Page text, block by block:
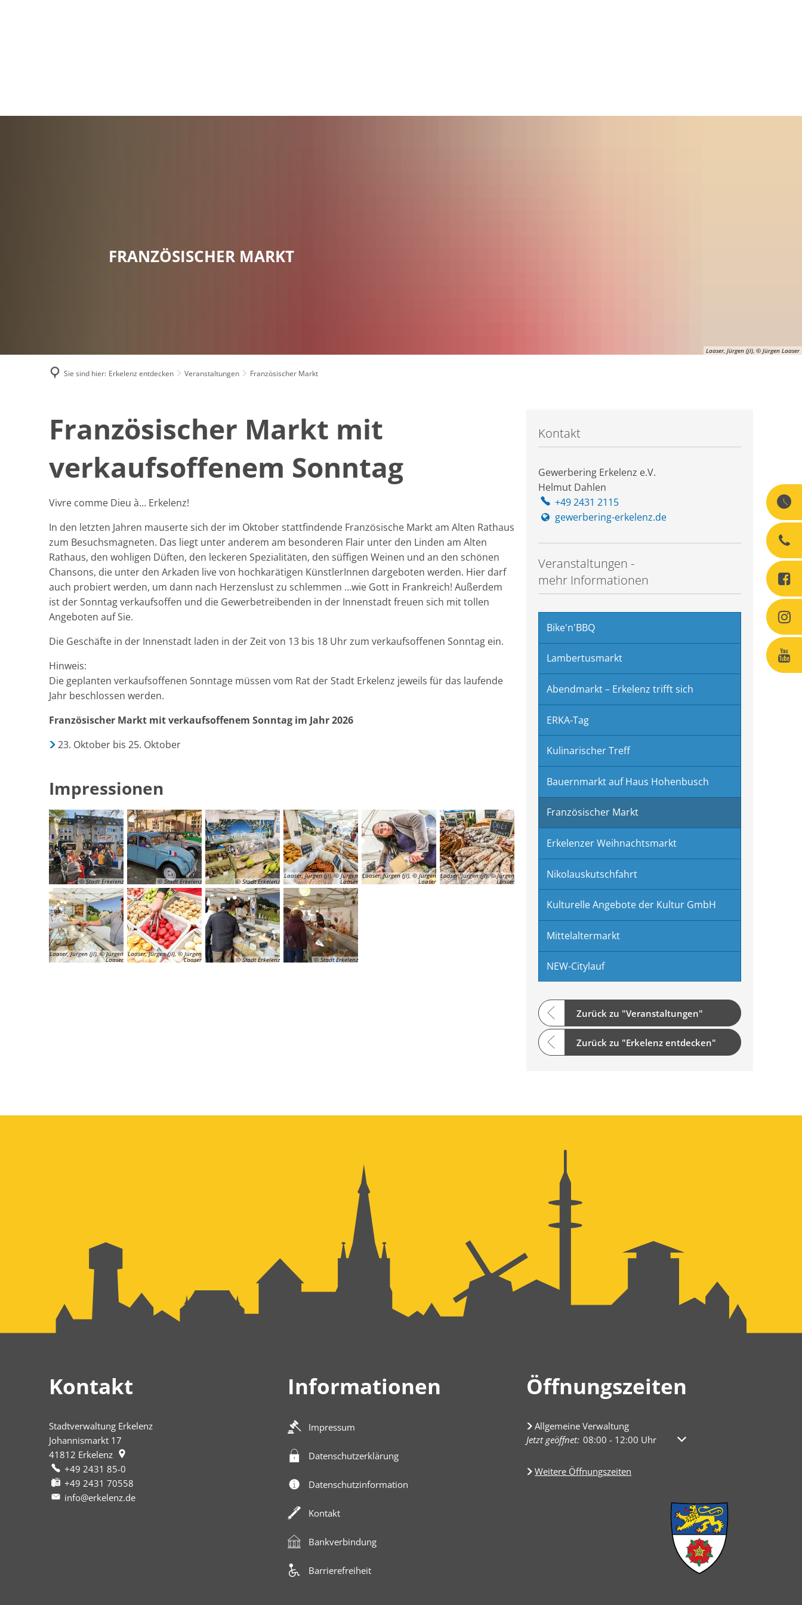
Laaser, Jürgen (jl), © Jürgen Laaser
FRANZÖSISCHER MARKT
Sie sind hier: Erkelenz entdecken Veranstaltungen Französischer Markt
Französischer
Markt
Französischer Markt mit
verkaufsoffenem Sonntag
Vivre comme Dieu à… Erkelenz!
In den letzten Jahren mauserte sich der im Oktober stattfindende Französische Markt am Alten Rathaus
zum Besuchsmagneten. Das liegt unter anderem am besonderen Flair unter den Linden am Alten
Rathaus, den wohligen Düften, den leckeren Spezialitäten, den süffigen Weinen und an den schönen
Chansons, die unter den Arkaden live von hochkarätigen KünstlerInnen dargeboten werden. Hier darf
auch probiert werden, um dann nach Herzenslust zu schlemmen …wie Gott in Frankreich! Außerdem
ist der Sonntag verkaufsoffen und die Gewerbetreibenden in der Innenstadt freuen sich mit tollen
Angeboten auf Sie.
Die Geschäfte in der Innenstadt laden in der Zeit von 13 bis 18 Uhr zum verkaufsoffenen Sonntag ein.
Hinweis:
Die geplanten verkaufsoffenen Sonntage müssen vom Rat der Stadt Erkelenz jeweils für das laufende
Jahr beschlossen werden.
Französischer Markt mit verkaufsoffenem Sonntag im Jahr 2026
23. Oktober bis 25. Oktober
Impressionen
© Stadt Erkelenz © Stadt Erkelenz © Stadt Erkelenz
Laaser, Jürgen (jl), © Jürgen
Laaser
Laaser, Jürgen (jl), © Jürgen
Laaser
Laaser, Jürgen (jl), © Jürgen
Laaser
Laaser, Jürgen (jl), © Jürgen
Laaser
Laaser, Jürgen (jl), © Jürgen
Laaser © Stadt Erkelenz © Stadt Erkelenz
Kontakt
Gewerbering Erkelenz e.V.
Helmut Dahlen
+49 2431 2115
gewerbering-erkelenz.de
Veranstaltungen -
mehr Informationen
Bike'n'BBQ
Lambertusmarkt
Abendmarkt – Erkelenz trifft sich
ERKA-Tag
Kulinarischer Treff
Bauernmarkt auf Haus Hohenbusch
Französischer Markt
Erkelenzer Weihnachtsmarkt
Nikolauskutschfahrt
Kulturelle Angebote der Kultur GmbH
Mittelaltermarkt
NEW-Citylauf
Zurück zu "Veranstaltungen"
Zurück zu "Erkelenz entdecken"
Kontakt
Stadtverwaltung Erkelenz
Johannismarkt 17
41812 Erkelenz
+49 2431 85-0
+49 2431 70558
info@erkelenz.de
Informationen
Impressum
Datenschutzerklärung
Datenschutzinformation
Kontakt
Bankverbindung
Barrierefreiheit
Öffnungszeiten
Allgemeine Verwaltung
Klicken, um weitere Öffnungs- oder Schließzeiten auszublenden
Jetzt geöffnet: 08:00 - 12:00 Uhr Von 08:00 bis 12:00 Uhr
Weitere Öffnungszeiten